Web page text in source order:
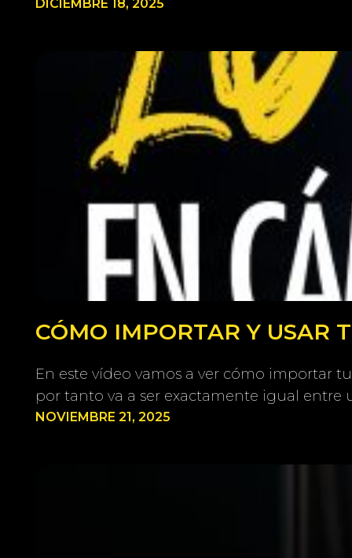
DICIEMBRE 18, 2025
CÓMO IMPORTAR Y USAR
En este vídeo vamos a ver cómo importar
por tanto va a ser exactamente igual entre
NOVIEMBRE 21, 2025